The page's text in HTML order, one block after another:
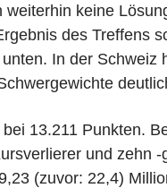
keine
des Treffens
In der Schweiz
13.211 Punkten.
und zehn -
(zuvor: 22,4)